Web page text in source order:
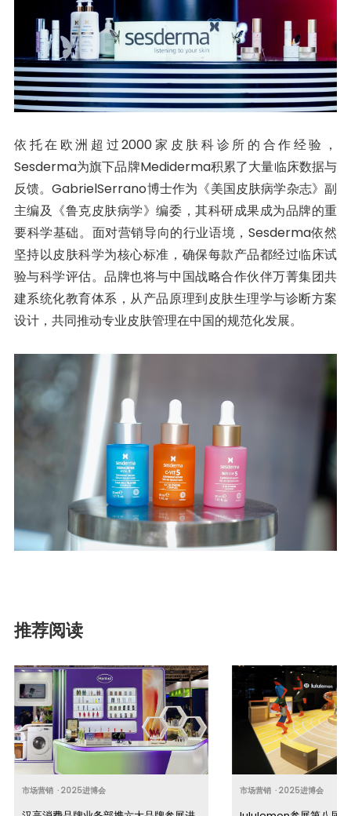
依托在欧洲超过2000家皮肤科诊所的合作经验，
Sesderma为旗下品牌Mediderma积累了大量临床数据与
反馈。GabrielSerrano博士作为《美国皮肤病学杂志》副
主编及《鲁克皮肤病学》编委，其科研成果成为品牌的重
要科学基础。面对营销导向的行业语境，Sesderma依然
坚持以皮肤科学为核心标准，确保每款产品都经过临床试
验与科学评估。品牌也将与中国战略合作伙伴万菁集团共
建系统化教育体系，从产品原理到皮肤生理学与诊断方案
设计，共同推动专业皮肤管理在中国的规范化发展。
推荐阅读
市场营销 · 2025进博会 市场营销 · 2025进博会